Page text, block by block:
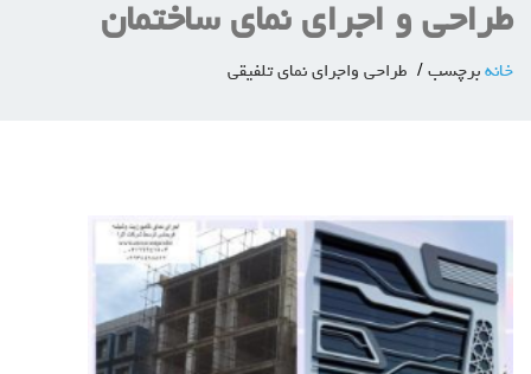
طراحی و اجرای نمای ساختمان
خانه برچسب طراحی واجرای نمای تلفیقی